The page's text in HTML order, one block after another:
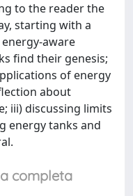
to the reader the
starting with a
aware
find their genesis;
of energy
about
iii) discussing limits
energy tanks and
completa